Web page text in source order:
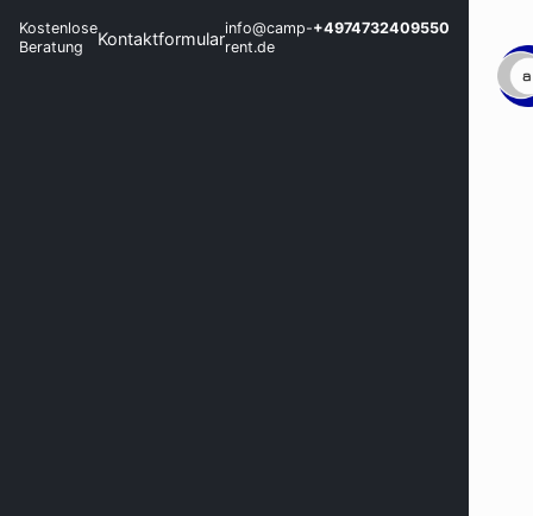
Kostenlose
Beratung
Kontaktformularinfo@camp-
rent.de
+4974732409550